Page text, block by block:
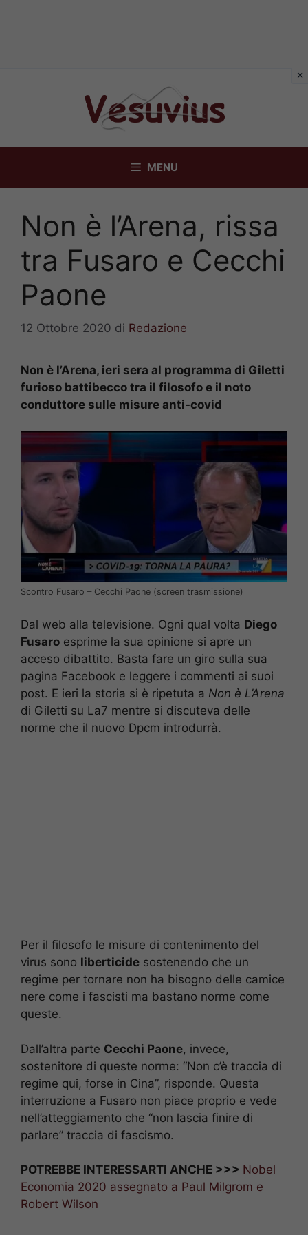
MENU
Non è l’Arena, rissa
tra Fusaro e Cecchi
Paone
12 Ottobre 2020 di Redazione
Non è l’Arena, ieri sera al programma di Giletti
furioso battibecco tra il filosofo e il noto
conduttore sulle misure anti-covid
Scontro Fusaro – Cecchi Paone (screen trasmissione)
Dal web alla televisione. Ogni qual volta Diego
Fusaro esprime la sua opinione si apre un
acceso dibattito. Basta fare un giro sulla sua
pagina Facebook e leggere i commenti ai suoi
post. E ieri la storia si è ripetuta a Non è L’Arena
di Giletti su La7 mentre si discuteva delle
norme che il nuovo Dpcm introdurrà.
Per il filosofo le misure di contenimento del
virus sono liberticide sostenendo che un
regime per tornare non ha bisogno delle camice
nere come i fascisti ma bastano norme come
queste.
Dall’altra parte Cecchi Paone, invece,
sostenitore di queste norme: “Non c’è traccia di
regime qui, forse in Cina”, risponde. Questa
interruzione a Fusaro non piace proprio e vede
nell’atteggiamento che “non lascia finire di
parlare” traccia di fascismo.
POTREBBE INTERESSARTI ANCHE >>> Nobel
Economia 2020 assegnato a Paul Milgrom e
Robert Wilson